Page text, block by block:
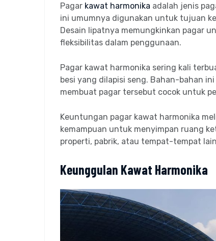
Pagar kawat harmonika adalah jenis
ini umumnya digunakan untuk tujuan
Desain lipatnya memungkinkan pagar
fleksibilitas dalam penggunaan.
Pagar kawat harmonika sering kali
besi yang dilapisi seng. Bahan-bahan
membuat pagar tersebut cocok untuk
Keuntungan pagar kawat harmonika
kemampuan untuk menyimpan ruang
properti, pabrik, atau tempat-tempat
Keunggulan Kawat Harmonika